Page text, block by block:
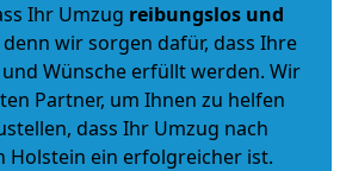
Ihr Umzug reibungslos und
wir sorgen dafür, dass Ihre
Wünsche erfüllt werden. Wir
Partner, um Ihnen zu helfen
dass Ihr Umzug nach
Holstein ein erfolgreicher ist.